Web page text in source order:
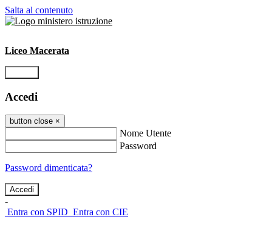
Salta al contenuto
Liceo Macerata
Accedi
button close ×
Nome Utente
Password
Password dimenticata?
-
Entra con SPID Entra con CIE